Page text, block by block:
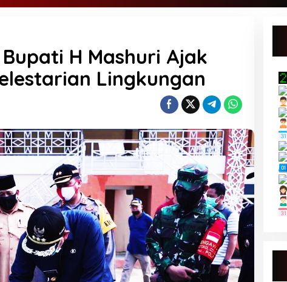
H Mashuri Ajak
Lingkungan